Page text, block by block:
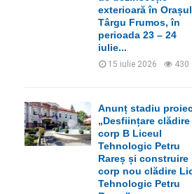
exterioară în Orașul
Târgu Frumos, în
perioada 23 – 24
iulie...
15 iulie 2026 430
Anunț stadiu
„Desființare clădire
corp B Liceul
Tehnologic Petru
Rareș și construire
corp nou clădire
Tehnologic Petru